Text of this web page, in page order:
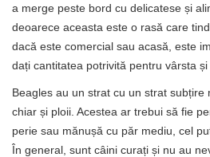
a merge peste bord cu delicatese și
deoarece aceasta este o rasă care
dacă este comercial sau acasă, este
dați cantitatea potrivită pentru vârsta și
Beagles au un strat cu un strat subțire
chiar și ploii. Acestea ar trebui să fie
perie sau mănușă cu păr mediu, cel
În general, sunt câini curați și nu au